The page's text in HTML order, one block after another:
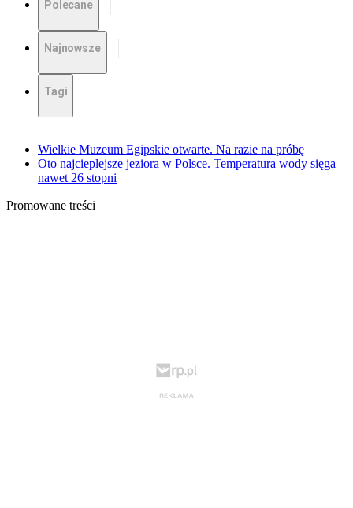
Polecane
Najnowsze
Tagi
Wielkie Muzeum Egipskie otwarte. Na razie na próbę
Oto najcieplejsze jeziora w Polsce. Temperatura wody sięga
nawet 26 stopni
Promowane treści